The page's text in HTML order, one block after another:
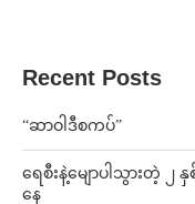
Recent Posts
“ဆာဝါဒီစကပ်”
ရေစီးနဲ့မျောပါသွားတဲ့
နေ